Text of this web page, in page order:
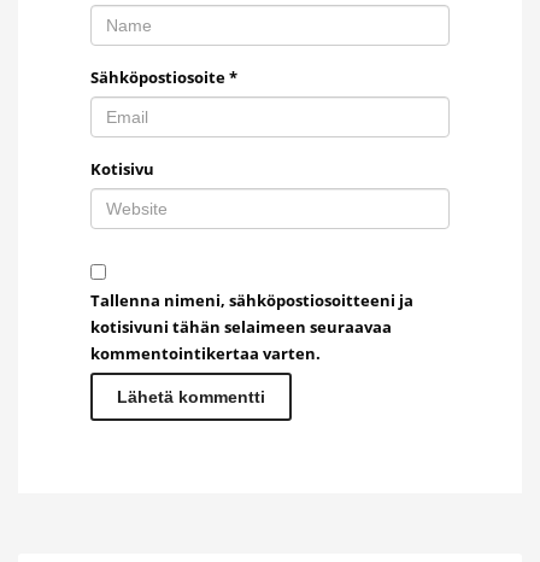
Sähköpostiosoite*
Kotisivu
Tallenna nimeni, sähköpostiosoitteeni ja
kotisivuni tähän selaimeen seuraavaa
kommentointikertaa varten.